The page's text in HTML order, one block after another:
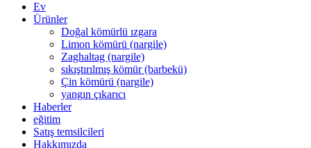
Ev
Ürünler
Doğal kömürlü ızgara
Limon kömürü (nargile)
Zaghaltag (nargile)
sıkıştırılmış kömür (barbekü)
Çin kömürü (nargile)
yangın çıkarıcı
Haberler
eğitim
Satış temsilcileri
Hakkımızda